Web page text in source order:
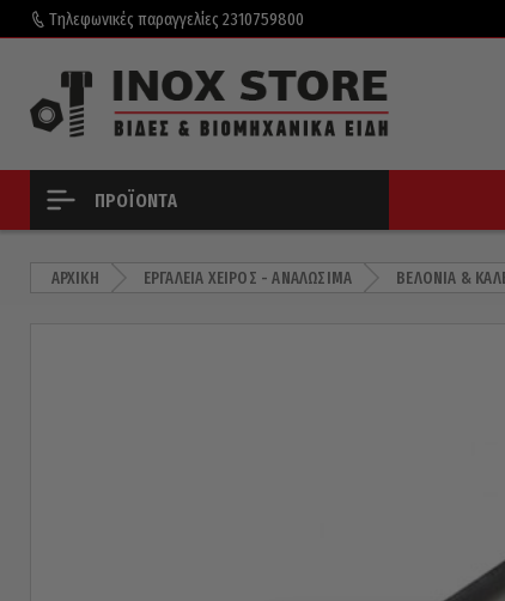
Τηλεφωνικές παραγγελίες 2310759800
ΠΡΟΪΌΝΤΑ
ΑΡΧΙΚΉ ΕΡΓΑΛΕΊΑ ΧΕΙΡΌΣ - ΑΝΑΛΏΣΙΜΑ ΒΕΛΌΝΙΑ &